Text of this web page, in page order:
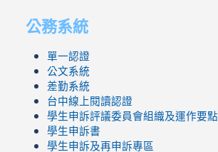
公務系統
單一認證
公文系統
差勤系統
台中線上閱讀認證
學生申訴評議委員會組織及運作要點
學生申訴書
學生申訴及再申訴專區